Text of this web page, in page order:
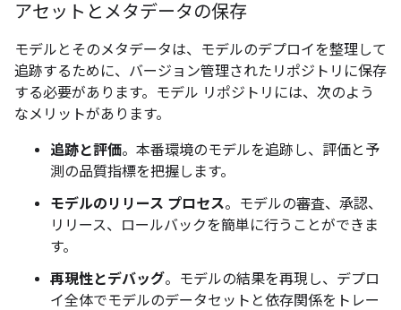
アセットとメタデータの保存
モデルとそのメタデータは、モデルのデプロイを整理して
追跡するために、バージョン管理されたリポジトリに保存
する必要があります。モデル リポジトリには、次のよう
なメリットがあります。
追跡と評価。本番環境のモデルを追跡し、評価と予
測の品質指標を把握します。
モデルのリリース プロセス。モデルの審査、承認、
リリース、ロールバックを簡単に行うことができま
す。
再現性とデバッグ。モデルの結果を再現し、デプロ
イ全体でモデルのデータセットと依存関係をトレー